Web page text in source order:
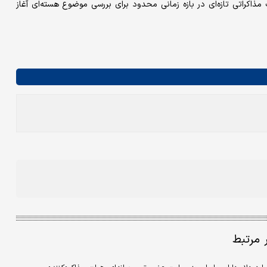
تازه‌ای در بازه زمانی محدود برای بررسی موضوع هسته‌ای آغاز
مرتبط